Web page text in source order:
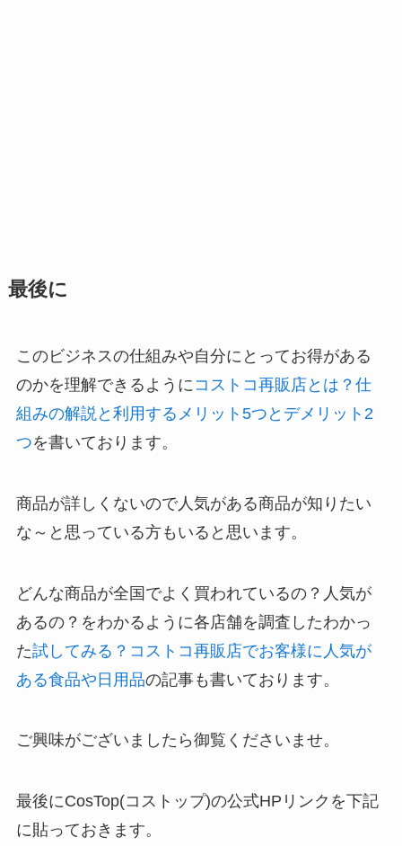
最後に
このビジネスの仕組みや自分にとってお得がある
のかを理解できるようにコストコ再販店とは？仕
組みの解説と利用するメリット5つとデメリット2
つを書いております。
商品が詳しくないので人気がある商品が知りたい
な～と思っている方もいると思います。
どんな商品が全国でよく買われているの？人気が
あるの？をわかるように各店舗を調査したわかっ
た試してみる？コストコ再販店でお客様に人気が
ある食品や日用品の記事も書いております。
ご興味がございましたら御覧くださいませ。
最後にCosTop(コストップ)の公式HPリンクを下記
に貼っておきます。